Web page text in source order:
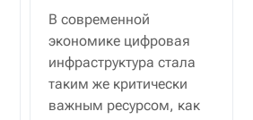
В современной
экономике цифровая
инфраструктура стала
таким же критически
важным ресурсом, как